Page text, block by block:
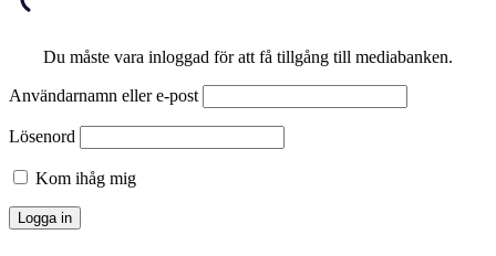
Du måste vara inloggad för att få tillgång till mediabanken.
Användarnamn eller e-post
Lösenord
Kom ihåg mig